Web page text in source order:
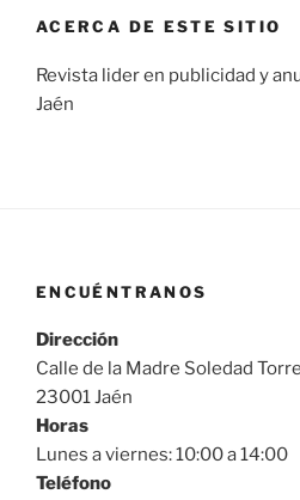
ACERCA DE ESTE SITIO
Revista lider en publicidad y
Jaén
ENCUÉNTRANOS
Dirección
Calle de la Madre Soledad
23001 Jaén
Horas
Lunes a viernes: 10:00 a 14:00
Teléfono